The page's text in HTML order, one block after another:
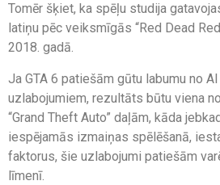
Tomēr šķiet, ka spēļu studija
latiņu pēc veiksmīgās “Red Dead
2018. gadā.
Ja GTA 6 patiešām gūtu labumu no
uzlabojumiem, rezultāts būtu viena
“Grand Theft Auto” daļām, kāda
iespējamās izmaiņas spēlēšanā,
faktorus, šie uzlabojumi patiešām
līmenī.